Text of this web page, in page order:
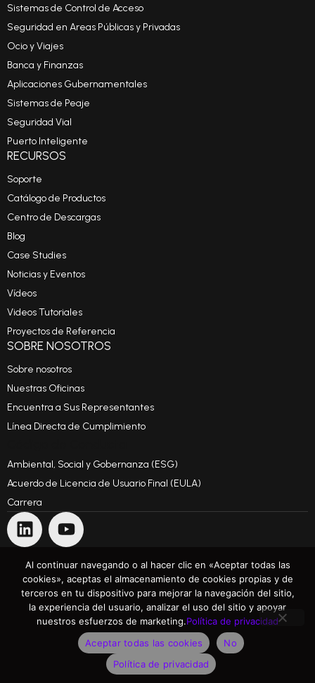
Sistemas de Control de Acceso
Seguridad en Areas Públicas y Privadas
Ocio y Viajes
Banca y Finanzas
Aplicaciones Gubernamentales
Sistemas de Peaje
Seguridad Vial
Puerto Inteligente
RECURSOS
Soporte
Catálogo de Productos
Centro de Descargas
Blog
Case Studies
Noticias y Eventos
Vídeos
Videos Tutoriales
Proyectos de Referencia
SOBRE NOSOTROS
Sobre nosotros
Nuestras Oficinas
Encuentra a Sus Representantes
Línea Directa de Cumplimiento
Ambiental, Social y Gobernanza (ESG)
Acuerdo de Licencia de Usuario Final (EULA)
Carrera
CONTÁCTANOS TÉRMINOS Y CONDICIONES GENERALES
TÉRMINOS DE USO POLÍTICA DE PRIVACIDAD
Superando Expectativas
©Copyright 1991 - 2025 ARH Informatikai Zrt. Todos los derechos reservados
Al continuar navegando o al hacer clic en «Aceptar todas las
cookies», aceptas el almacenamiento de cookies propias y de
terceros en tu dispositivo para mejorar la navegación del sitio,
la experiencia del usuario, analizar el uso del sitio y apoyar
nuestros esfuerzos de marketing.Política de privacidad
Aceptar todas las cookies
No
Política de privacidad